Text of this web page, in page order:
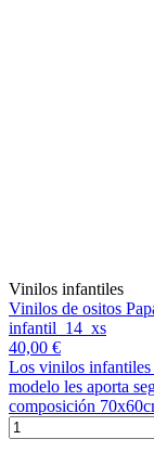
Vinilos infantiles
Vinilos de ositos
infantil_14_xs
40,00 €
Los vinilos infantiles
modelo les aporta
composición